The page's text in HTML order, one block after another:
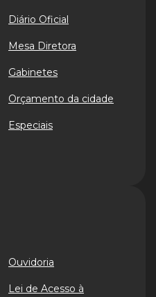
Diário Oficial
Mesa Diretora
Gabinetes
Orçamento da cidade
Especiais
Ouvidoria
Lei de Acesso à